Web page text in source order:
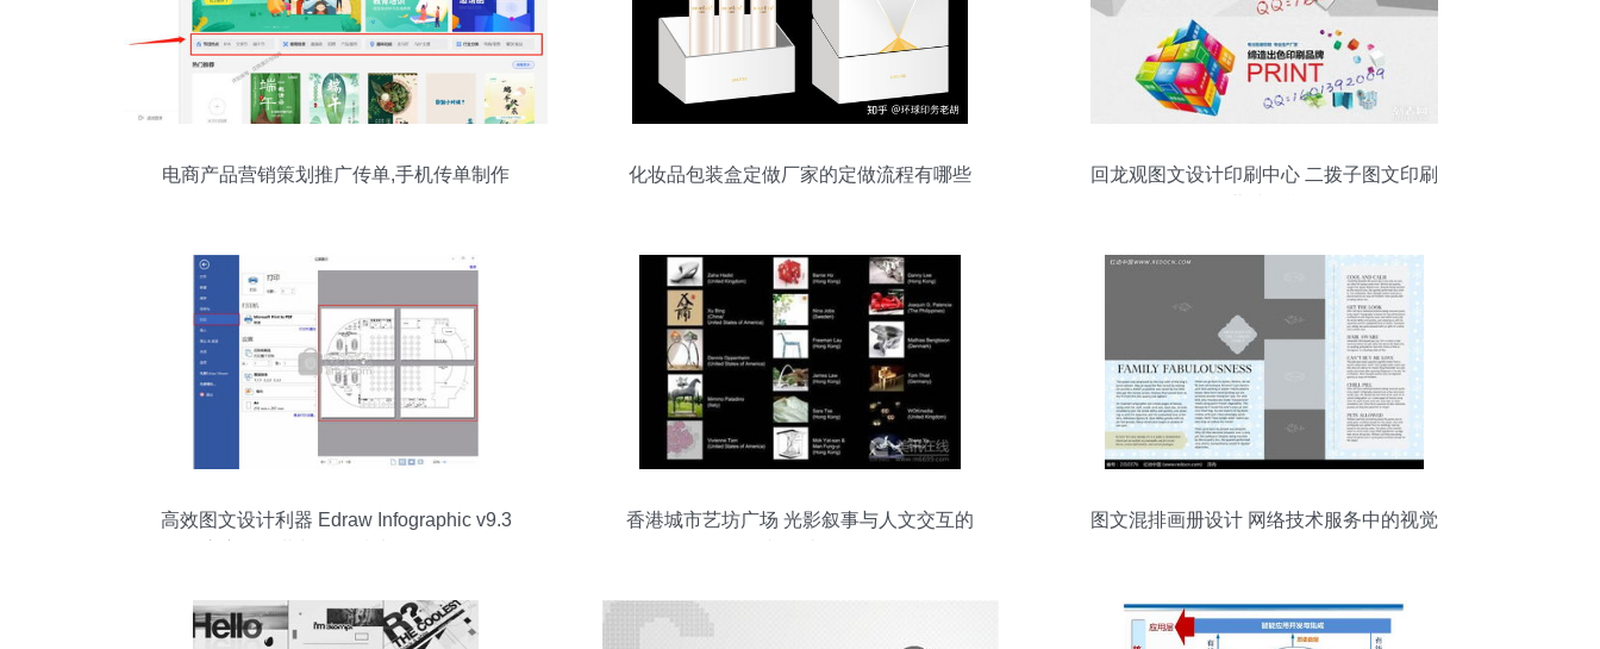
电商产品营销策划推广传单,手机传单制作
化妆品包装盒定做厂家的定做流程有哪些
回龙观图文设计印刷中心 二拨子图文印刷
高效图文设计利器 Edraw Infographic v9.3
香港城市艺坊广场 光影叙事与人文交互的
图文混排画册设计 网络技术服务中的视觉